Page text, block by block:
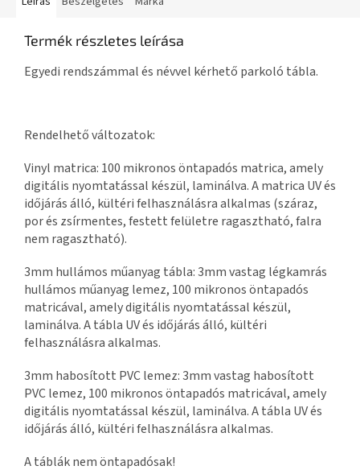
Termék részletes leírása
Egyedi rendszámmal és névvel kérhető parkoló tábla.
Rendelhető változatok:
Vinyl matrica: 100 mikronos öntapadós matrica, amely
digitális nyomtatással készül, laminálva. A matrica UV és
időjárás álló, kültéri felhasználásra alkalmas (száraz,
por és zsírmentes, festett felületre ragasztható, falra
nem ragasztható).
3mm hullámos műanyag tábla: 3mm vastag légkamrás
hullámos műanyag lemez, 100 mikronos öntapadós
matricával, amely digitális nyomtatással készül,
laminálva. A tábla UV és időjárás álló, kültéri
felhasználásra alkalmas.
3mm habosított PVC lemez: 3mm vastag habosított
PVC lemez, 100 mikronos öntapadós matricával, amely
digitális nyomtatással készül, laminálva. A tábla UV és
időjárás álló, kültéri felhasználásra alkalmas.
A táblák nem öntapadósak!